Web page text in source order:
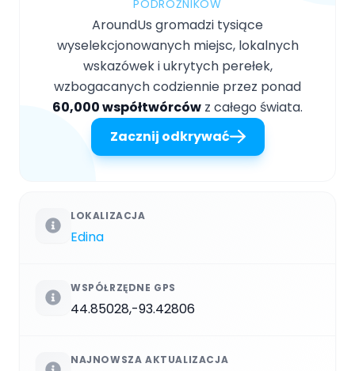
PODRÓŻNIKÓW
AroundUs gromadzi tysiące
wyselekcjonowanych miejsc, lokalnych
wskazówek i ukrytych perełek,
wzbogacanych codziennie przez ponad
60,000 współtwórców z całego świata.
Zacznij odkrywać
LOKALIZACJA
Edina
WSPÓŁRZĘDNE GPS
44.85028,-93.42806
NAJNOWSZA AKTUALIZACJA